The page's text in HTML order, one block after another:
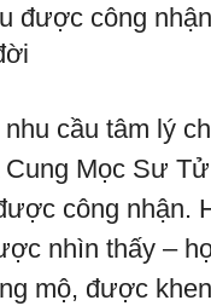
được công
cầu tâm lý
Cung Mọc Sư
công nhận.
nhìn thấy –
mộ, được